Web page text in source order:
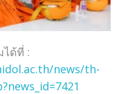
ได้ที่ :
news/th-